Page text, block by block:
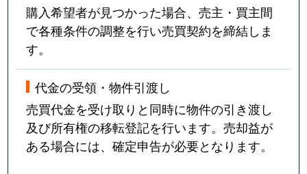
購入希望者が見つかった場合、売主・買主間
で各種条件の調整を行い売買契約を締結しま
す。
代金の受領・物件引渡し
売買代金を受け取りと同時に物件の引き渡し
及び所有権の移転登記を行います。売却益が
ある場合には、確定申告が必要となります。